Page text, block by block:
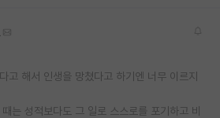
고 해서 인생을 망쳤다고 하기엔 너무 이르지
는 성적보다도 그 일로 스스로를 포기하고 비